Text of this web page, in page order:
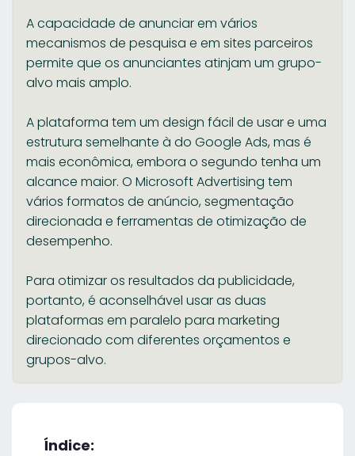
A capacidade de anunciar em vários
mecanismos de pesquisa e em sites parceiros
permite que os anunciantes atinjam um grupo-
alvo mais amplo.
A plataforma tem um design fácil de usar e uma
estrutura semelhante à do Google Ads, mas é
mais econômica, embora o segundo tenha um
alcance maior. O Microsoft Advertising tem
vários formatos de anúncio, segmentação
direcionada e ferramentas de otimização de
desempenho.
Para otimizar os resultados da publicidade,
portanto, é aconselhável usar as duas
plataformas em paralelo para marketing
direcionado com diferentes orçamentos e
grupos-alvo.
Índice: